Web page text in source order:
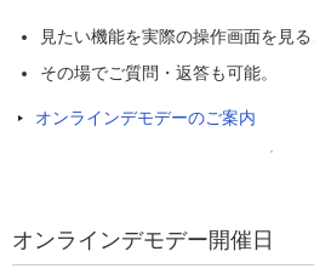
見たい機能を実際の操作画面を見る
その場でご質問・返答も可能。
オンラインデモデーのご案内
オンラインデモデー開催日